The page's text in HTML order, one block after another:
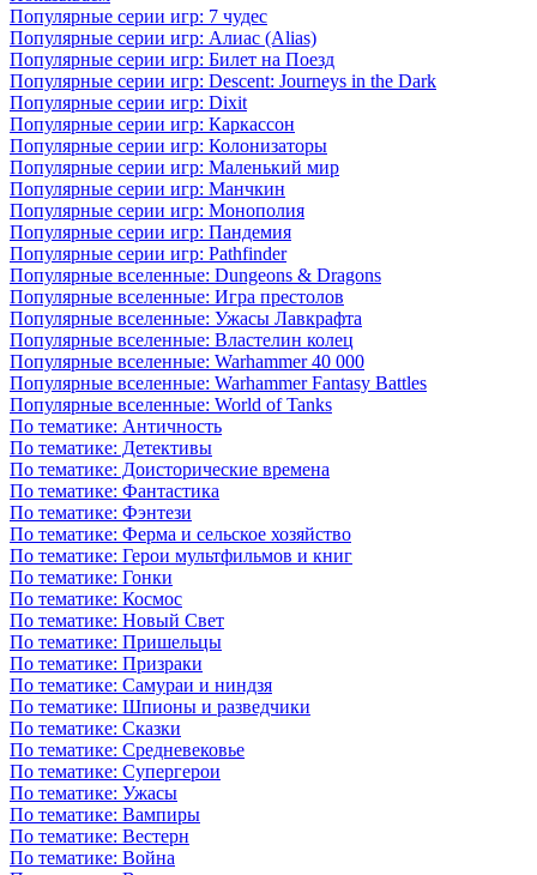
Популярные серии игр: 7 чудес
Популярные серии игр: Алиас (Alias)
Популярные серии игр: Билет на Поезд
Популярные серии игр: Descent: Journeys in the Dark
Популярные серии игр: Dixit
Популярные серии игр: Каркассон
Популярные серии игр: Колонизаторы
Популярные серии игр: Маленький мир
Популярные серии игр: Манчкин
Популярные серии игр: Монополия
Популярные серии игр: Пандемия
Популярные серии игр: Pathfinder
Популярные вселенные: Dungeons & Dragons
Популярные вселенные: Игра престолов
Популярные вселенные: Ужасы Лавкрафта
Популярные вселенные: Властелин колец
Популярные вселенные: Warhammer 40 000
Популярные вселенные: Warhammer Fantasy Battles
Популярные вселенные: World of Tanks
По тематике: Античность
По тематике: Детективы
По тематике: Доисторические времена
По тематике: Фантастика
По тематике: Фэнтези
По тематике: Ферма и сельское хозяйство
По тематике: Герои мультфильмов и книг
По тематике: Гонки
По тематике: Космос
По тематике: Новый Свет
По тематике: Пришельцы
По тематике: Призраки
По тематике: Самураи и ниндзя
По тематике: Шпионы и разведчики
По тематике: Сказки
По тематике: Средневековье
По тематике: Супергерои
По тематике: Ужасы
По тематике: Вампиры
По тематике: Вестерн
По тематике: Война